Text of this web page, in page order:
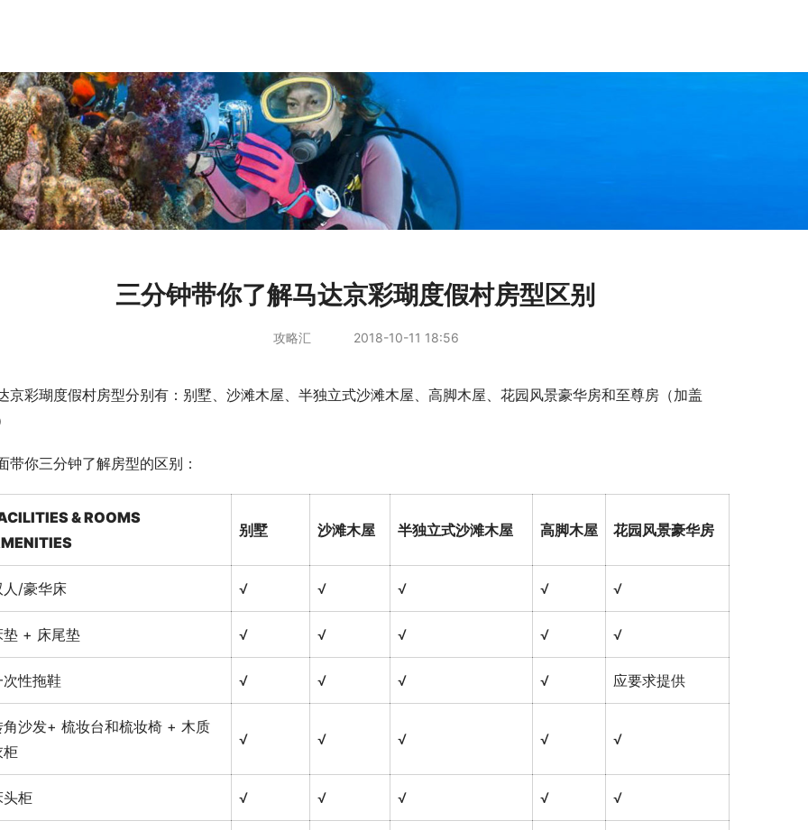
三分钟带你了解马达京彩瑚度假村房型区别
攻略汇 2018-10-11 18:56
京彩瑚度假村房型分别有：别墅、沙滩木屋、半独立式沙滩木屋、高脚木屋、花园风景豪华房和至尊房（加盖
带你三分钟了解房型的区别：
& ROOMS
别墅 沙滩木屋 半独立式沙滩木屋 高脚木屋 花园风景豪华房
人/豪华床 √ √ √ √ √
垫 + 床尾垫 √ √ √ √ √
次性拖鞋 √ √ √ √ 应要求提供
角沙发+ 梳妆台和梳妆椅 + 木质
柜
√ √ √ √ √
头柜 √ √ √ √ √